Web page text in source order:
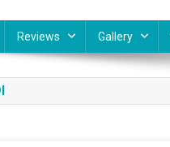
Reviews Gallery